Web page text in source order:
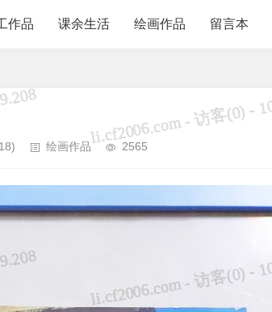
作品 课余生活 绘画作品 留言本
绘画作品 2565